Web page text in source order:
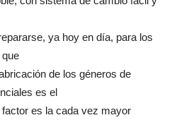
ya hoy en día, para los
de los géneros de
es el
es la cada vez mayor